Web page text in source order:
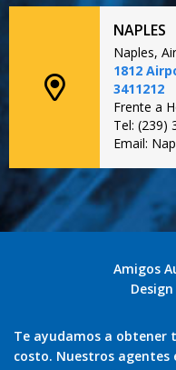
NAPLES
Naples,
1812
3411212
Frente a
Tel: (239)
Email:
Amigos
Te ayudamos a obtener
costo. Nuestros